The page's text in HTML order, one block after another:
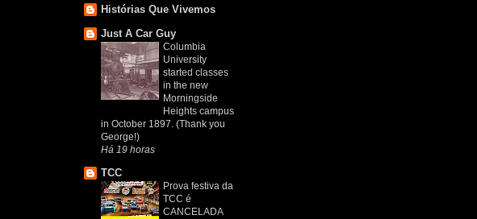
Histórias Que Vivemos
Just A Car Guy
Columbia
University
started classes
in the new
Morningside
Heights campus
in October 1897. (Thank you
George!)
Há 19 horas
TCC
Prova festiva da
TCC é
CANCELADA